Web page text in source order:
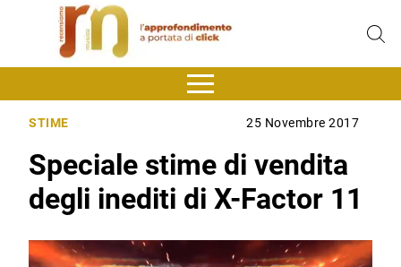
STIME 25 Novembre 2017
Speciale stime di vendita
degli inediti di X-Factor 11